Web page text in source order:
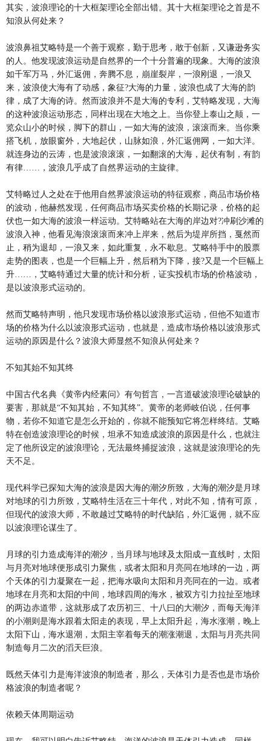
其实，波浪理论的十大框架理论全部出错。其十大框架理论之首是不
知浪从何处来？
波浪鼻祖艾略特是一个善于观察，勤于思考，敢于创新，又谦逊务实
的人。他发现波浪运动是自然界的一个十分普遍的现象。大海的波浪
如千军万马，外汇返佣，奔腾不息，崩崖裂岸，一浪刚退，一浪又
来，波浪使大海有了动感，象征?大海的力量，波浪也成了大海的韵
律，成了大海的诗。然而波浪并不是大海的专利，艾特略发现，大海
的这种波浪运动形态，同样出现在大地之上。当你登上泰山之颠，一
览众山小的时候，脚下的群山，一如大海的波浪，滚滚而来。当你乘
搭飞机，放眼窗外，大地起伏，山脉如浪，外汇返佣网，一如大洋。
就连身边的云涛，也是波浪滚滚，一如翻滚的大海，起伏有制，有韵
有律……，波浪几乎成了自然界运动的主旋律。
艾特略过人之处在于他用自然界波浪运动的特征观察，商品市场价格
的波动，他赫然发现，任何商品市场买卖价格的长期记录，价格的起
伏也一如大海的波浪一样运动。艾特略站在大海的岸边对?冲刷沙滩的
波浪入神，他看见海浪滚滚而来冲上岸来，然后为堤岸所挡，戛然而
止，稍为退却，一浪又来，如此重复，永不歇息。艾略特手中的股票
走势的图表，也是一个巨幅上升，然后稍为下降，接?又是一个巨幅上
升……，艾略特通过大量的统计和分析，证实投机市场的价格波动，
是以波浪形式运动的。
然而艾略特声明，他只发现市场价格以波浪形式运动，但他不知道市
场的价格为什么以波浪形式运动，也就是，造成市场价格以波浪形式
运动的原因是什么？波浪大师显然不知浪从何处来？
不知其始不知其终
中国古代名典《黄帝内经素问》有句哲言，一言道破波浪理论破缺的
要害，那就是“不知其始，不知其终”。黄帝的老师岐伯说，任何事
物，若你不知道它是怎么开始的，你就不能预知它将怎样终结。艾略
特在创造波浪理论的时候，坦承不知造成波浪的原因是什么，也就注
定了他所设定的波浪理论，无法最终捕捉波浪，这就是波浪理论的先
天不足。
现代科学已探知大海的波浪是因大海的潮汐所致，大海的潮汐是月球
对地球的引力所致，艾略特生活在三十年代，对此不知，情有可原，
但现代的波浪大师，不敢越过艾略特的时代缺陷，外汇返佣，就不应
以波浪理论谋生了。
月球的引力造成海洋的潮汐，当月球与地球及太阳成一直线时，太阳
与月亮对地球便形成引力聚焦，或者太阳和月亮同在地球的一边，两
个天体的引力凝聚在一起，把海水吸向太阳和月亮同在的一边。或者
地球在月亮和太阳的中间，地球四周的海水，被双方引力拉扯至地球
的两边赤道带，这就形成了农历初三、十八曰的大潮汐，而每天海洋
的小潮则是海水跟着太阳走的表现，早上太阳升起，海水涨潮，晚上
太阳下山，海水退潮，太阳主宰着每天的潮涨潮退，太阳与月亮共同
制造每月二次的滔天巨浪。
既然天体引力是海洋波浪的制造者，那么，天体引力是否也是市场价
格波浪的制造者呢？
依赖天体周期运动